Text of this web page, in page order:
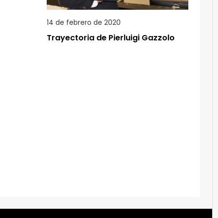
14 de febrero de 2020
Trayectoria de Pierluigi Gazzolo